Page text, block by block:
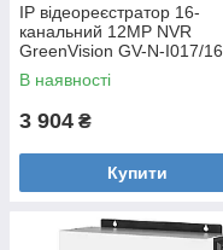
IP відеореєстратор 16-
канальний 12MP NVR
GreenVision GV-N-I017/16
Уцінка
В наявності
3 904 ₴
Купити